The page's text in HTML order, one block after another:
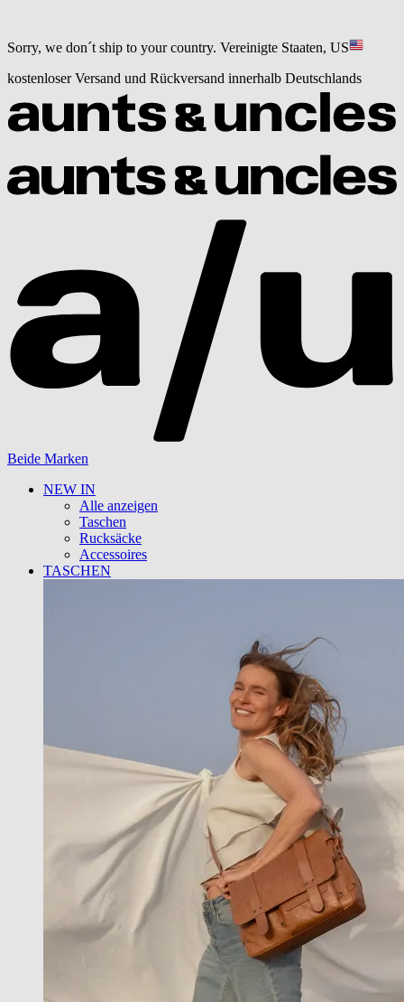
Sorry, we don´t ship to your country. Vereinigte Staaten, US
kostenloser Versand und Rückversand innerhalb Deutschlands
Beide Marken
NEW IN
Alle anzeigen
Taschen
Rucksäcke
Accessoires
TASCHEN